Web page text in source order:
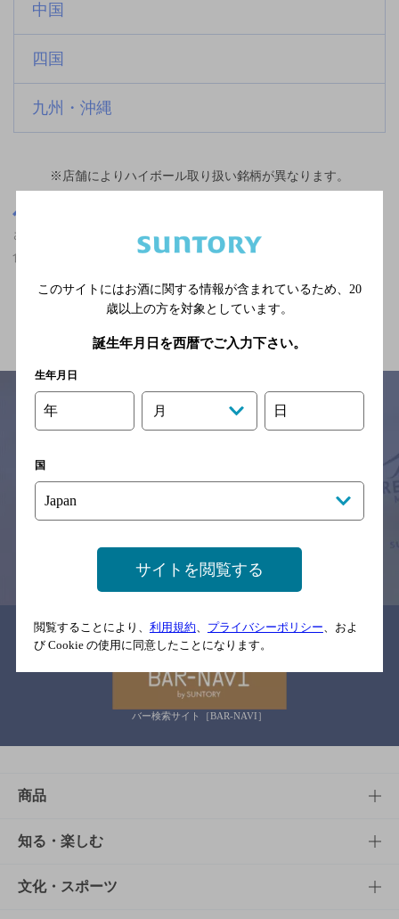
中国
四国
九州・沖縄
※店舗によりハイボール取り扱い銘柄が異なります。
さいたま新都心駅(埼玉県)周辺500m,ビアホール・ビアレストラン,
食べ放題あり,2,000円以上～3,000円未満の神泡超達人店
関連ページ
※それぞれのお店のメニューや営業時間などの掲載情報については、
念のためお店にご確認の上ご来店くださいますようお願い申し上げま
す。
関連リンク
バー検索サイト［BAR-NAVI］
商品
商品TOP
商品一覧
知る・楽しむ
知る・楽しむTOP
文化・スポーツ
このサイトにはお酒に関する情報が含まれているため、 20
歳以上の方を対象としています。
誕生年月日を西暦でご入力下さい。
生年月日
年 月 日
国
サイトを閲覧する
閲覧することにより、 利用規約 プライバシーポリシー 、およ
び Cookie の使用に同意したことになります。